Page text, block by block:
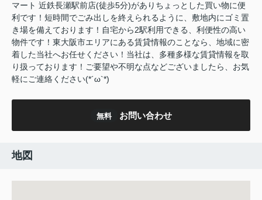
マート 近鉄長瀬駅前店(徒歩5分)がありちょっとした買い物に便
利です！短時間でごみ出しを終えられるように、敷地内にゴミ置
き場を備えております！自宅から2駅利用できる、利便性の高い
物件です！東大阪市エリアにある賃貸情報のことなら、地域に密
着した当社へお任せください！当社は、多種多様な賃貸情報を取
り扱っております！ご要望や不明な点などございましたら、お気
軽にご連絡ください(*´ω`*)
無料 お問い合わせ
地図